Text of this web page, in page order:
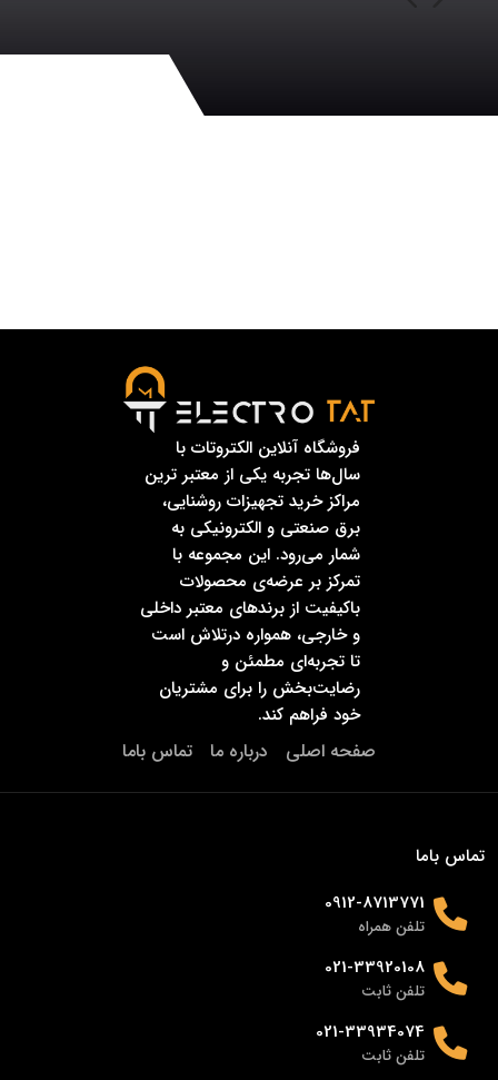
فروشگاه آنلاین الکتروتات با
سال‌ها تجربه یکی از معتبر ترین
مراکز خرید تجهیزات روشنایی،
برق صنعتی و الکترونیکی به
شمار می‌رود. این مجموعه با
تمرکز بر عرضه‌ی محصولات
باکیفیت از برندهای معتبر داخلی
و خارجی، همواره درتلاش است
تا تجربه‌ای مطمئن و
رضایت‌بخش را برای مشتریان
خود فراهم کند.
صفحه اصلی درباره ما تماس باما
تماس باما
0912-8713771
تلفن همراه
021-33920108
تلفن ثابت
021-33934074
تلفن ثابت